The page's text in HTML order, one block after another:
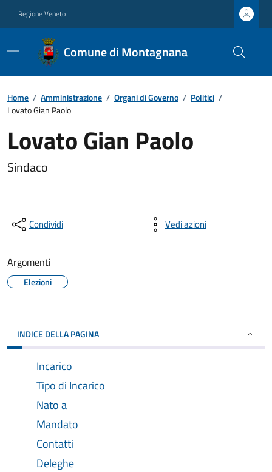
Regione Veneto
Comune di Montagnana
Home / Amministrazione / Organi di Governo / Politici /
Lovato Gian Paolo
Lovato Gian Paolo
Sindaco
Condividi Vedi azioni
Argomenti
Elezioni
INDICE DELLA PAGINA
Incarico
Tipo di Incarico
Nato a
Mandato
Contatti
Deleghe